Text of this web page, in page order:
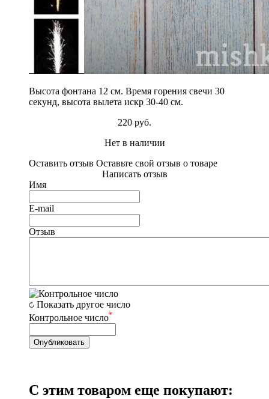
Высота фонтана 12 см. Время горения свечи 30
секунд, высота вылета искр 30-40 см.
220 руб.
Нет в наличии
Оставить отзыв Оставьте свой отзыв о товаре
Написать отзыв
Имя
E-mail
Отзыв
Показать другое число
Контрольное число*
С этим товаром еще покупают: